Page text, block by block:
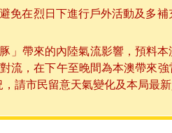
免在烈日下進行戶外活動及多補
」帶來的內陸氣流影響，預料本
，在下午至晚間為本澳帶來強
請市民留意天氣變化及本局最